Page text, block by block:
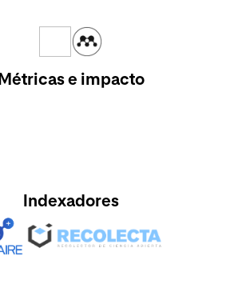
Métricas e impacto
Indexadores